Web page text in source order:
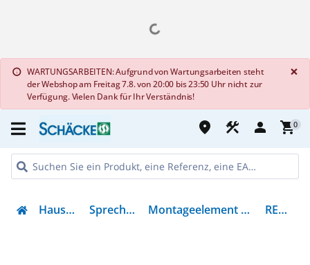
info WARTUNGSARBEITEN: Aufgrund von Wartungsarbeiten steht
der Webshop am Freitag 7.8. von 20:00 bis 23:50 Uhr nicht zur
Verfügung. Vielen Dank für Ihr Verständnis!
×
place construction person shopping_cart0
Haustechnik Sprechanlagen Montageelement für Türstation REW226Y